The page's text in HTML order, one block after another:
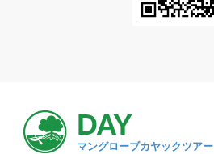
DAY
マングローブカヤックツアー